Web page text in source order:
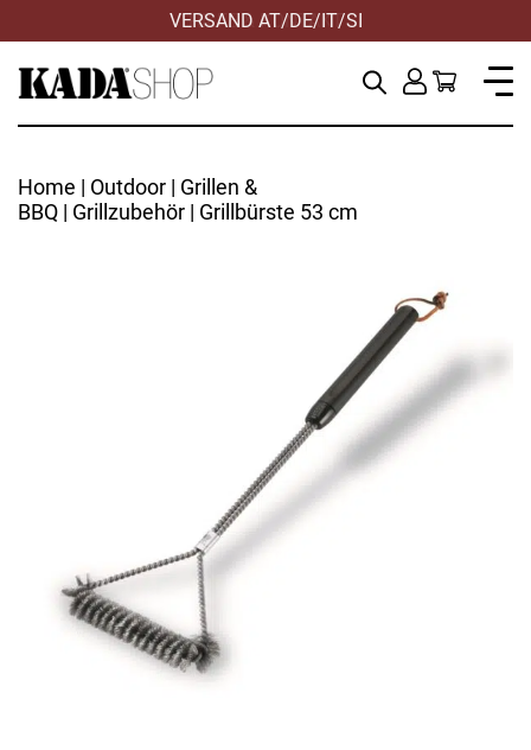
HILFE & KONTAKT
VERSAND AT/DE/IT/SI
Home | Outdoor | Grillen &
BBQ | Grillzubehör | Grillbürste 53 cm